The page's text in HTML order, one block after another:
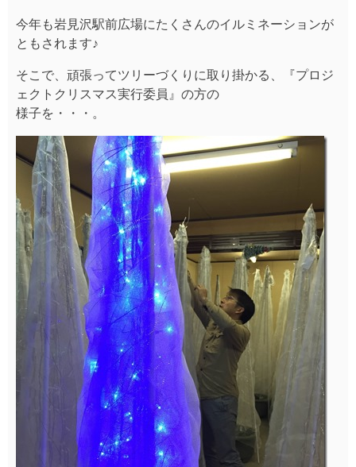
今年も岩見沢駅前広場にたくさんのイルミネーションが
ともされます♪
そこで、頑張ってツリーづくりに取り掛かる、『プロジ
ェクトクリスマス実行委員』の方の
様子を・・・。